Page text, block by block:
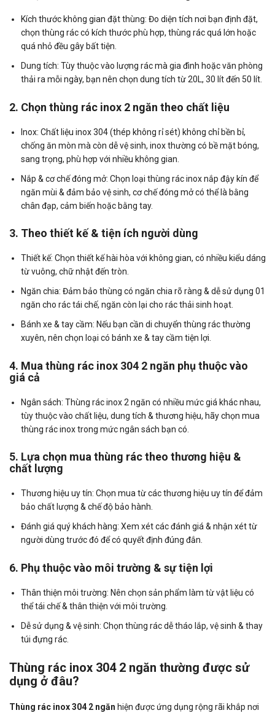
Kích thước không gian đặt thùng: Đo diện tích nơi bạn định đặt,
chọn thùng rác có kích thước phù hợp, thùng rác quá lớn hoặc
quá nhỏ đều gây bất tiện.
Dung tích: Tùy thuộc vào lượng rác mà gia đình hoặc văn phòng
thải ra mỗi ngày, bạn nên chọn dung tích từ 20L, 30 lít đến 50 lít.
2. Chọn thùng rác inox 2 ngăn theo chất liệu
Inox: Chất liệu inox 304 (thép không rỉ sét) không chỉ bền bỉ,
chống ăn mòn mà còn dễ vệ sinh, inox thường có bề mặt bóng,
sang trọng, phù hợp với nhiều không gian.
Nắp & cơ chế đóng mở: Chọn loại thùng rác inox nắp đậy kín để
ngăn mùi & đảm bảo vệ sinh, cơ chế đóng mở có thể là bằng
chân đạp, cảm biến hoặc bằng tay.
3. Theo thiết kế & tiện ích người dùng
Thiết kế: Chọn thiết kế hài hòa với không gian, có nhiều kiểu dáng
từ vuông, chữ nhật đến tròn.
Ngăn chia: Đảm bảo thùng có ngăn chia rõ ràng & dễ sử dụng 01
ngăn cho rác tái chế, ngăn còn lại cho rác thải sinh hoạt.
Bánh xe & tay cầm: Nếu bạn cần di chuyển thùng rác thường
xuyên, nên chọn loại có bánh xe & tay cầm tiện lợi.
4. Mua thùng rác inox 304 2 ngăn phụ thuộc vào
giá cả
Ngân sách: Thùng rác inox 2 ngăn có nhiều mức giá khác nhau,
tùy thuộc vào chất liệu, dung tích & thương hiệu, hãy chọn mua
thùng rác inox trong mức ngân sách bạn có.
5. Lựa chọn mua thùng rác theo thương hiệu &
chất lượng
Thương hiệu uy tín: Chọn mua từ các thương hiệu uy tín để đảm
bảo chất lượng & chế độ bảo hành.
Đánh giá quý khách hàng: Xem xét các đánh giá & nhận xét từ
người dùng trước đó để có quyết định đúng đắn.
6. Phụ thuộc vào môi trường & sự tiện lợi
Thân thiện môi trường: Nên chọn sản phẩm làm từ vật liệu có
thể tái chế & thân thiện với môi trường.
Dễ sử dụng & vệ sinh: Chọn thùng rác dễ tháo lắp, vệ sinh & thay
túi đựng rác.
Thùng rác inox 304 2 ngăn thường được sử
dụng ở đâu?
Thùng rác inox 304 2 ngăn hiện được ứng dụng rộng rãi khắp nơi